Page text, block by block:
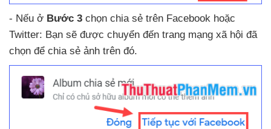
- Nếu ở Bước 3 chọn chia sẻ trên Facebook hoặc
Twitter: Bạn sẽ được chuyển đến trang mạng xã hội đã
chọn để chia sẻ ảnh trên đó.